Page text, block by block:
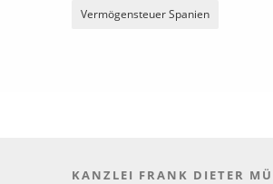
Vermögensteuer Spanien
KANZLEI FRANK DIETER